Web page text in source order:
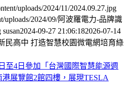
uploads/2024/11/2024.09.27.jpg
uploads/2024/09/阿波羅電力-品牌識
susan2024-09-27 21:06:182026-07-14
民高中 打造智慧校園微電網培育綠